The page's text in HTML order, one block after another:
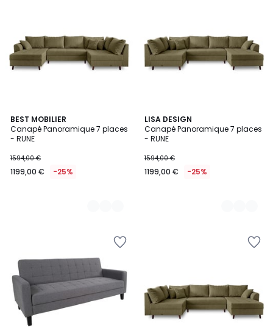
BEST MOBILIER
Canapé Panoramique 7 places
- RUNE
1594,00 €
1199,00 € -25%
6
Couleurs
LISA DESIGN
Canapé Panoramique 7 places
- RUNE
1594,00 €
1199,00 € -25%
6
Couleurs